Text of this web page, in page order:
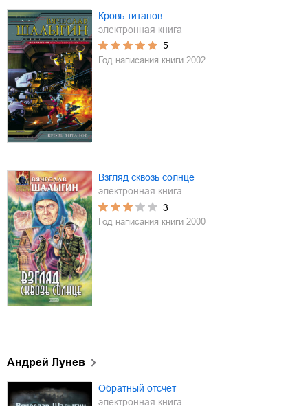
Кровь титанов
электронная книга
5
Год написания книги 2002
Взгляд сквозь солнце
электронная книга
3
Год написания книги 2000
Андрей Лунев
Обратный отсчет
электронная книга